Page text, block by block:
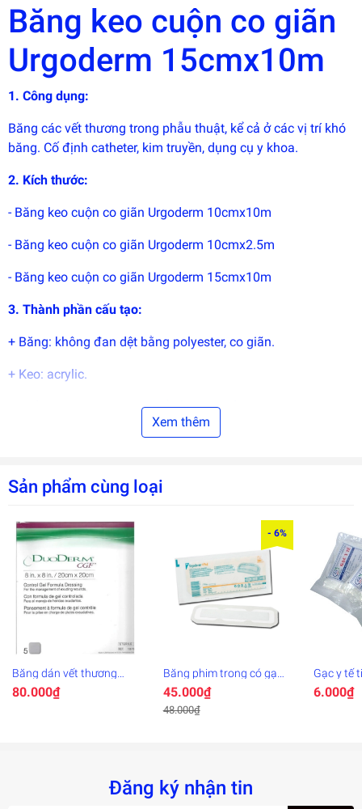
Băng keo cuộn co giãn
Urgoderm 15cmx10m
1. Công dụng:
Băng các vết thương trong phẫu thuật, kể cả ở các vị trí khó
băng. Cố định catheter, kim truyền, dụng cụ y khoa.
2. Kích thước:
- Băng keo cuộn co giãn Urgoderm 10cmx10m
- Băng keo cuộn co giãn Urgoderm 10cmx2.5m
- Băng keo cuộn co giãn Urgoderm 15cmx10m
3. Thành phần cấu tạo:
+ Băng: không đan dệt bằng polyester, co giãn.
+ Keo: acrylic.
+ Giấy lót: có các vạch in để sử dụng tiết kiệm.
1 cuộn/hộp.
+ Sản xuất tại Urgo Healthycare Products Co., Ltd. Thái Lan.
Xem thêm
Sản phẩm cùng loại
Băng dán vết thương
Duoderm CGF
80.000₫
- 6%
Băng phim trong có gạc
vô trùng 3M™
TEGADERM + PAD™
9x25cm
45.000₫
48.000₫
Gạc y tế
Pha 3
8 lớp
6.000₫
Đăng ký nhận tin
giải
pháp
triển
bởi